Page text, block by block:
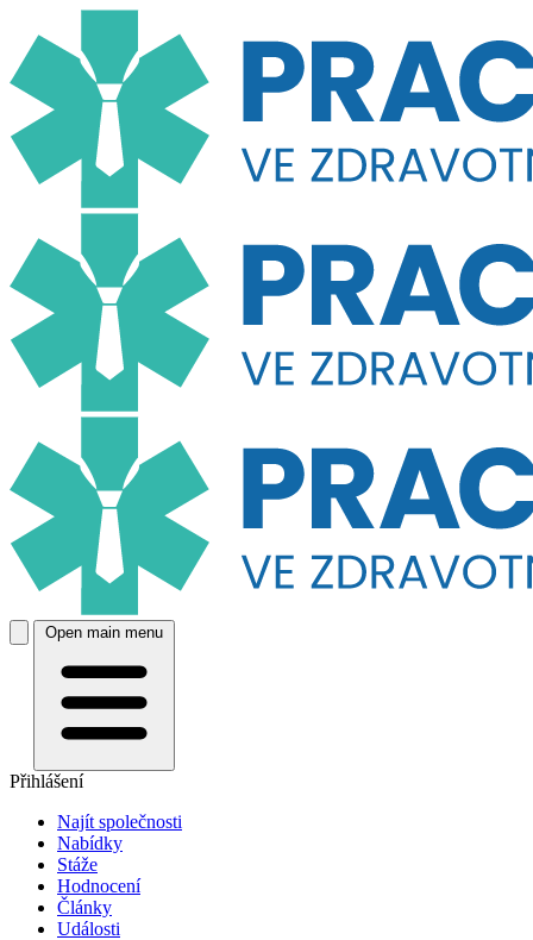
Open main menu
Přihlášení
Najít společnosti
Nabídky
Stáže
Hodnocení
Články
Události